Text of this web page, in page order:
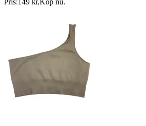
Pris: 149 kr, Köp nu.